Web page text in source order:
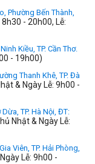
Phường Bến Thành,
8h30 - 20h00, Lễ:
Kiều, TP. Cần Thơ.
- 19h00)
Thanh Khê, TP. Đà
& Ngày Lễ: 9h00 -
TP. Hà Nội, ĐT:
Nhật & Ngày Lễ:
Viên, TP. Hải Phòng,
Lễ: 9h00 -